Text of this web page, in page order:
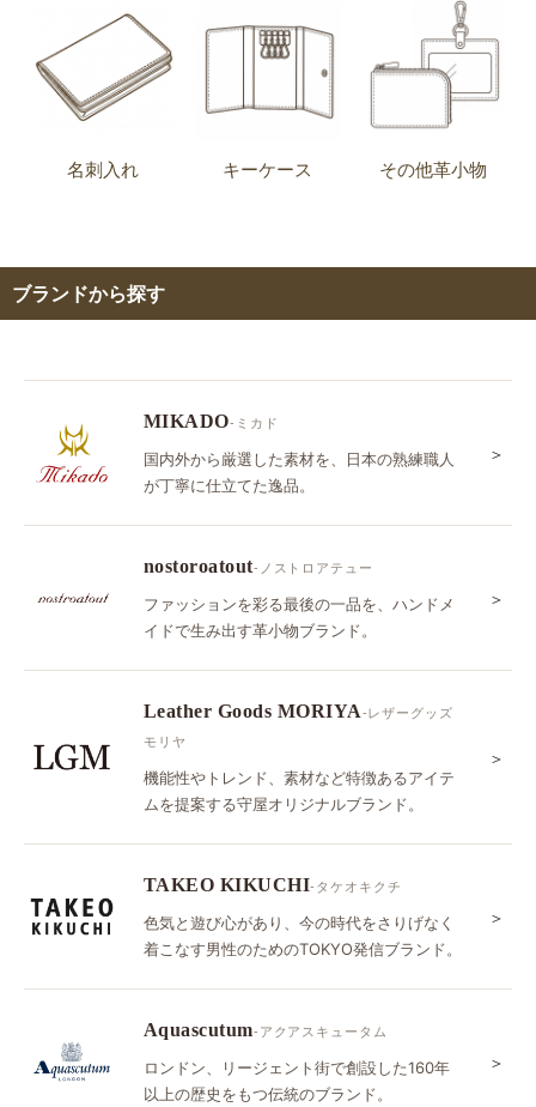
名刺入れ キーケース その他革小物
ブランドから探す
MIKADO-ミカド
国内外から厳選した素材を、日本の熟練職人
が丁寧に仕立てた逸品。
＞
nostoroatout-ノストロアテュー
ファッションを彩る最後の一品を、ハンドメ
イドで生み出す革小物ブランド。
＞
Leather Goods MORIYA-レザーグッズ
モリヤ
機能性やトレンド、素材など特徴あるアイテ
ムを提案する守屋オリジナルブランド。
＞
TAKEO KIKUCHI-タケオキクチ
色気と遊び心があり、今の時代をさりげなく
着こなす男性のためのTOKYO発信ブランド。
＞
Aquascutum-アクアスキュータム
ロンドン、リージェント街で創設した160年
以上の歴史をもつ伝統のブランド。
＞